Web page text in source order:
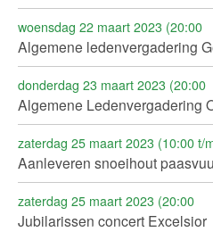
woensdag 22 maart 2023 (20:00
Algemene ledenvergadering
donderdag 23 maart 2023 (20:00
Algemene Ledenvergadering
zaterdag 25 maart 2023 (10:00 t/
Aanleveren snoeihout
zaterdag 25 maart 2023 (20:00
Jubilarissen concert Excelsior